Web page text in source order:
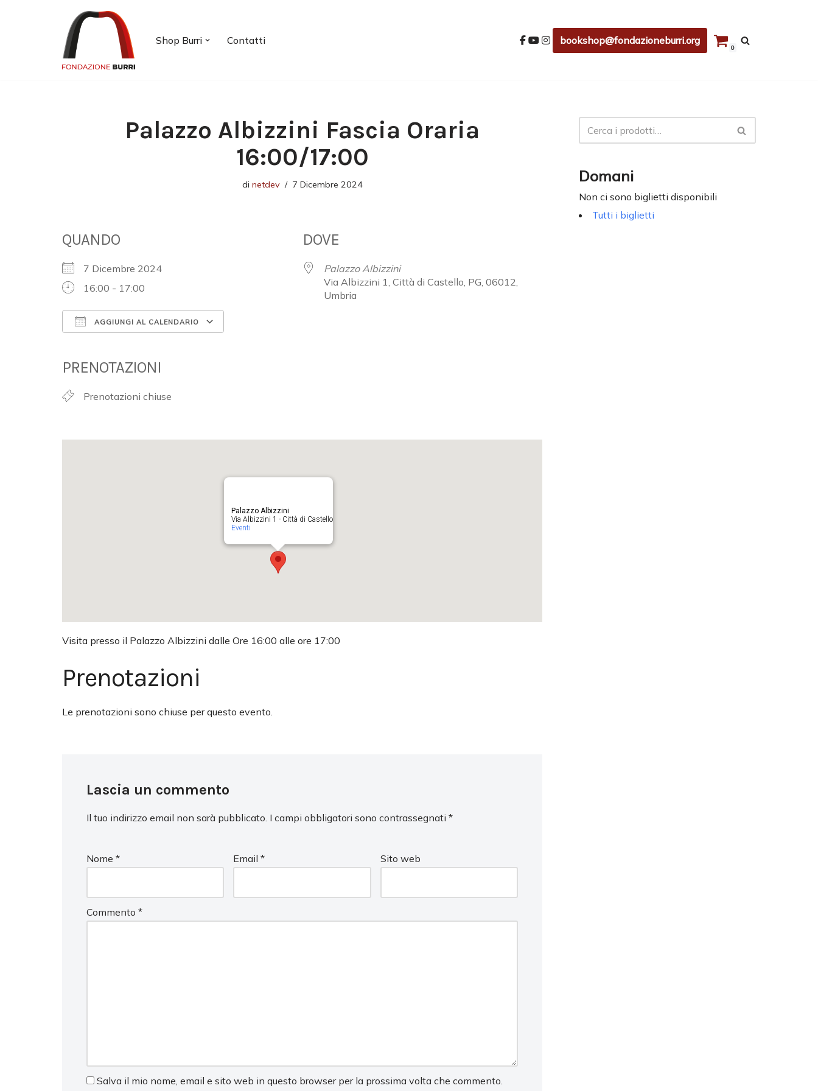
Shop Burri Contatti bookshop@fondazioneburri.org
0
Palazzo Albizzini Fascia Oraria
16:00/17:00
di netdev 7 Dicembre 2024
QUANDO
7 Dicembre 2024
16:00 - 17:00
AGGIUNGI AL CALENDARIO
PRENOTAZIONI
Prenotazioni chiuse
DOVE
Palazzo Albizzini
Via Albizzini 1, Città di Castello, PG, 06012,
Umbria
Palazzo Albizzini
Via Albizzini 1 - Città di Castello
Eventi
Visita presso il Palazzo Albizzini dalle Ore 16:00 alle ore 17:00
Prenotazioni
Le prenotazioni sono chiuse per questo evento.
Lascia un commento
Il tuo indirizzo email non sarà pubblicato. I campi obbligatori sono contrassegnati *
Nome * Email* Sito web
Commento *
Salva il mio nome, email e sito web in questo browser per la prossima volta che commento.
Domani
Non ci sono biglietti disponibili
Tutti i biglietti